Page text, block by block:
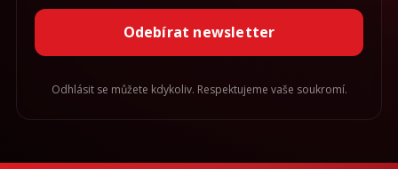
Odebírat newsletter
Odhlásit se můžete kdykoliv. Respektujeme vaše soukromí.